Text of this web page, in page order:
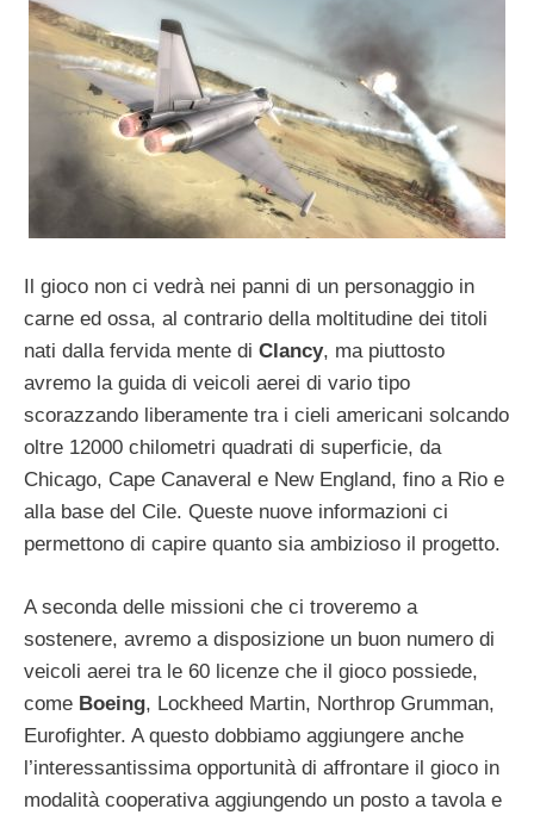
Il gioco non ci vedrà nei panni di un personaggio in
carne ed ossa, al contrario della moltitudine dei titoli
nati dalla fervida mente di Clancy, ma piuttosto
avremo la guida di veicoli aerei di vario tipo
scorazzando liberamente tra i cieli americani solcando
oltre 12000 chilometri quadrati di superficie, da
Chicago, Cape Canaveral e New England, fino a Rio e
alla base del Cile. Queste nuove informazioni ci
permettono di capire quanto sia ambizioso il progetto.
A seconda delle missioni che ci troveremo a
sostenere, avremo a disposizione un buon numero di
veicoli aerei tra le 60 licenze che il gioco possiede,
come Boeing, Lockheed Martin, Northrop Grumman,
Eurofighter. A questo dobbiamo aggiungere anche
l’interessantissima opportunità di affrontare il gioco in
modalità cooperativa aggiungendo un posto a tavola e